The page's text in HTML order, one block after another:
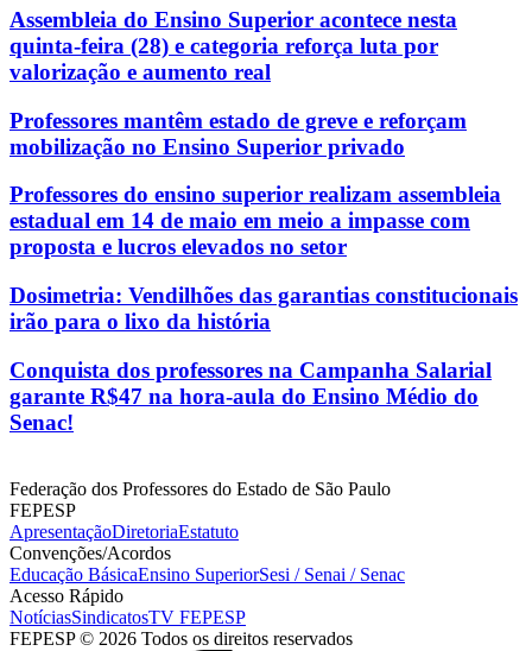
Assembleia do Ensino Superior acontece nesta
quinta-feira (28) e categoria reforça luta por
valorização e aumento real
Professores mantêm estado de greve e reforçam
mobilização no Ensino Superior privado
Professores do ensino superior realizam assembleia
estadual em 14 de maio em meio a impasse com
proposta e lucros elevados no setor
Dosimetria: Vendilhões das garantias constitucionais
irão para o lixo da história
Conquista dos professores na Campanha Salarial
garante R$47 na hora-aula do Ensino Médio do
Senac!
Federação dos Professores do Estado de São Paulo
FEPESP
ApresentaçãoDiretoriaEstatuto
Convenções/Acordos
Educação BásicaEnsino SuperiorSesi / Senai / Senac
Acesso Rápido
NotíciasSindicatosTV FEPESP
FEPESP © 2026 Todos os direitos reservados